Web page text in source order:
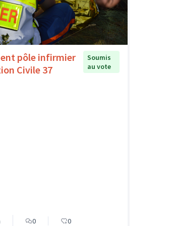
pôle infirmier
Civile 37
Soumis
au vote
0 0